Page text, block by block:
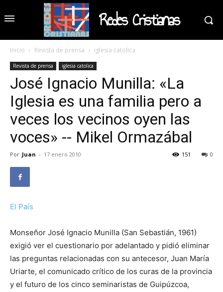
Redes Cristianas
Inicio Revista de prensa iglesia catolica
Revista de prensa iglesia catolica
José Ignacio Munilla: «La
Iglesia es una familia pero a
veces los vecinos oyen las
voces» -- Mikel Ormazábal
Por Juan - 17 enero 2010 0
151
El País
Monseñor José Ignacio Munilla (San Sebastián, 1961)
exigió ver el cuestionario por adelantado y pidió eliminar
las preguntas relacionadas con su antecesor, Juan María
Uriarte, el comunicado crítico de los curas de la provincia
y el futuro de los cinco seminaristas de Guipúzcoa,